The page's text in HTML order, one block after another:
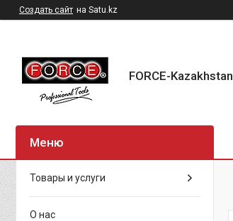
Создать сайт на Satu.kz
FORCE-Kazakhstan
Товары и услуги
О нас